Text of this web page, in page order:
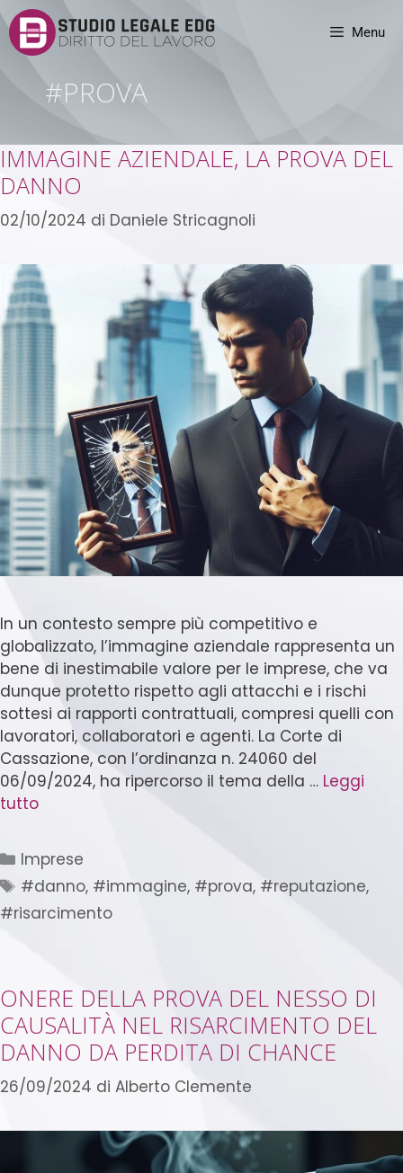
Menu
#PROVA
IMMAGINE AZIENDALE, LA PROVA DEL
DANNO
02/10/2024 di Daniele Stricagnoli
In un contesto sempre più competitivo e
globalizzato, l’immagine aziendale rappresenta un
bene di inestimabile valore per le imprese, che va
dunque protetto rispetto agli attacchi e i rischi
sottesi ai rapporti contrattuali, compresi quelli con
lavoratori, collaboratori e agenti. La Corte di
Cassazione, con l’ordinanza n. 24060 del
06/09/2024, ha ripercorso il tema della … Leggi
tutto
Imprese
#danno, #immagine, #prova, #reputazione,
#risarcimento
ONERE DELLA PROVA DEL NESSO DI
CAUSALITÀ NEL RISARCIMENTO DEL
DANNO DA PERDITA DI CHANCE
26/09/2024 di Alberto Clemente